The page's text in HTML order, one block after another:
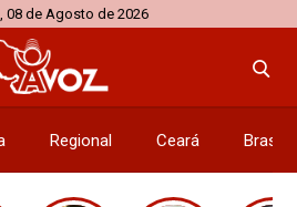
08 de Agosto de 2026
Regional Ceará Brasil